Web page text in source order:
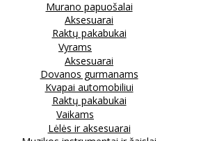
Murano papuošalai
Aksesuarai
Raktų pakabukai
Vyrams
Aksesuarai
Dovanos gurmanams
Kvapai automobiliui
Raktų pakabukai
Vaikams
Lėlės ir aksesuarai